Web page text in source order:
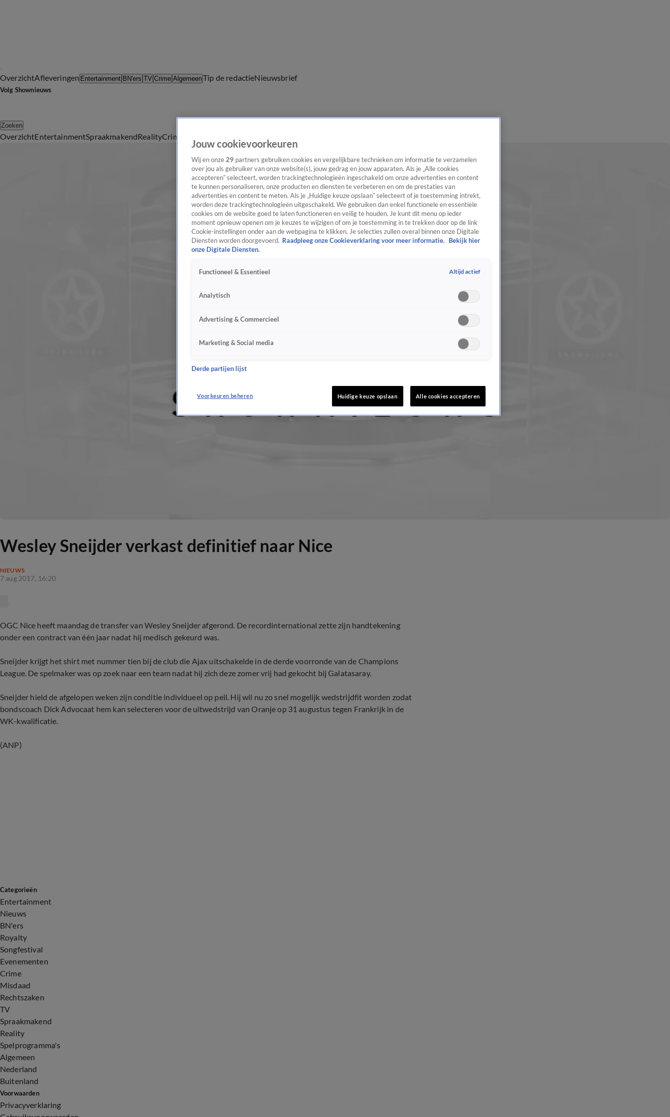
OverzichtAfleveringen Entertainment BN'ers TV Crime AlgemeenTip de redactieNieuwsbrief
Volg Shownieuws
Zoeken
OverzichtEntertainmentSpraakmakendRealityCrime
Wesley Sneijder verkast definitief naar Nice
NIEUWS
7 aug 2017, 16:20
OGC Nice heeft maandag de transfer van Wesley Sneijder afgerond. De recordinternational zette zijn handtekening
onder een contract van één jaar nadat hij medisch gekeurd was.
Sneijder krijgt het shirt met nummer tien bij de club die Ajax uitschakelde in de derde voorronde van de Champions
League. De spelmaker was op zoek naar een team nadat hij zich deze zomer vrij had gekocht bij Galatasaray.
Sneijder hield de afgelopen weken zijn conditie individueel op peil. Hij wil nu zo snel mogelijk wedstrijdfit worden zodat
bondscoach Dick Advocaat hem kan selecteren voor de uitwedstrijd van Oranje op 31 augustus tegen Frankrijk in de
WK-kwalificatie.
(ANP)
Categorieën
Entertainment
Nieuws
BN'ers
Royalty
Songfestival
Evenementen
Crime
Misdaad
Rechtszaken
TV
Spraakmakend
Reality
Spelprogramma's
Algemeen
Nederland
Buitenland
Voorwaarden
Privacyverklaring
Jouw cookievoorkeuren
Wij en onze 29 partners gebruiken cookies en vergelijkbare technieken om informatie te verzamelen
over jou als gebruiker van onze website(s), jouw gedrag en jouw apparaten. Als je „Alle cookies
accepteren” selecteert, worden trackingtechnologieën ingeschakeld om onze advertenties en content
te kunnen personaliseren, onze producten en diensten te verbeteren en om de prestaties van
advertenties en content te meten. Als je „Huidige keuze opslaan” selecteert of je toestemming intrekt,
worden deze trackingtechnologieën uitgeschakeld. We gebruiken dan enkel functionele en essentiële
cookies om de website goed te laten functioneren en veilig te houden. Je kunt dit menu op ieder
moment opnieuw openen om je keuzes te wijzigen of om je toestemming in te trekken door op de link
Cookie-instellingen onder aan de webpagina te klikken. Je selecties zullen overal binnen onze Digitale
Diensten worden doorgevoerd. Raadpleeg onze Cookieverklaring voor meer informatie. Bekijk hier
onze Digitale Diensten.
Functioneel & Essentieel Altijd actief
Analytisch
Advertising & Commercieel
Marketing & Social media
Derde partijen lijst
Voorkeuren beheren Huidige keuze opslaan Alle cookies accepteren